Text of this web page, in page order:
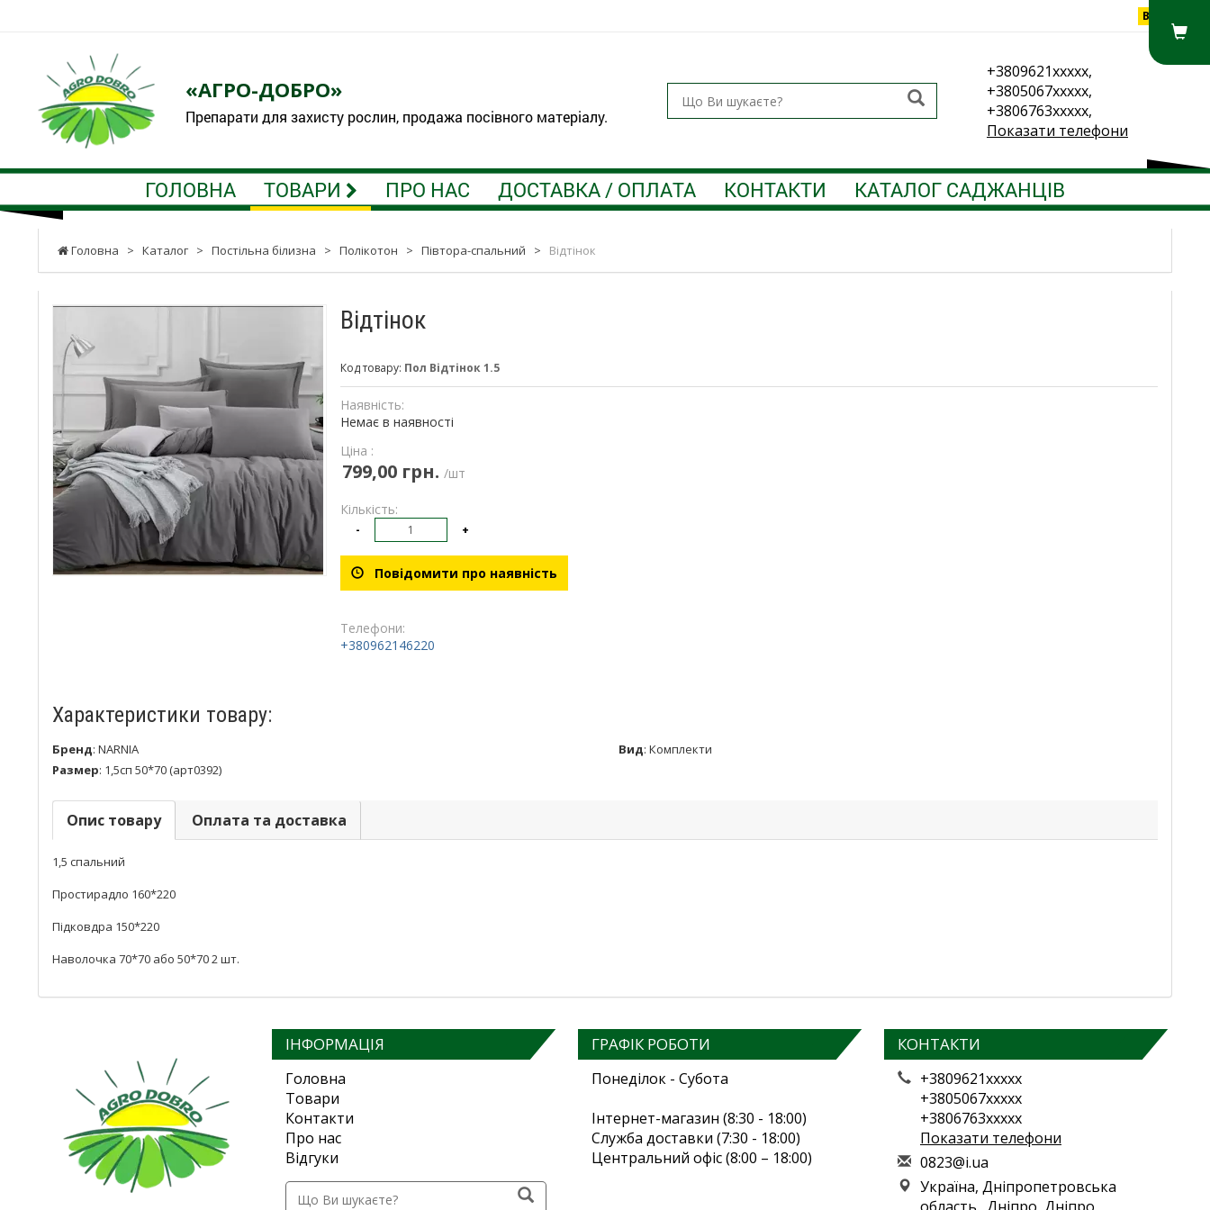
Вхід
«АГРО-ДОБРО»
Препарати для захисту рослин, продажа посівного матеріалу.
+3809621xxxxx,
+3805067xxxxx,
+3806763xxxxx,
Показати телефони
ГОЛОВНА ТОВАРИ ПРО НАС ДОСТАВКА / ОПЛАТА КОНТАКТИ КАТАЛОГ САДЖАНЦІВ
Головна > Каталог > Постільна білизна > Полікотон > Півтора-спальний > Відтінок
Відтінок
Код товару: Пол Відтінок 1.5
Наявність:
Немає в наявності
Ціна :
799,00 грн. /шт
Кількість:
- +
Повідомити про наявність
Телефони:
+380962146220
Характеристики товару:
Бренд: NARNIA Вид: Комплекти
Размер: 1,5сп 50*70 (арт0392)
Опис товару Оплата та доставка
1,5 спальний
Простирадло 160*220
Підковдра 150*220
Наволочка 70*70 або 50*70 2 шт.
ІНФОРМАЦІЯ
Головна
Товари
Контакти
Про нас
Відгуки
ГРАФІК РОБОТИ
Понеділок - Субота
Інтернет-магазин (8:30 - 18:00)
Служба доставки (7:30 - 18:00)
Центральний офіс (8:00 – 18:00)
КОНТАКТИ
+3809621xxxxx
+3805067xxxxx
+3806763xxxxx
Показати телефони
0823@i.ua
Україна, Дніпропетровська